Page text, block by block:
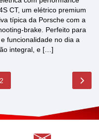
CT, um elétrico premium
típica da Porsche com a
brake. Perfeito para
funcionalidade no dia a
integral, e […]
2